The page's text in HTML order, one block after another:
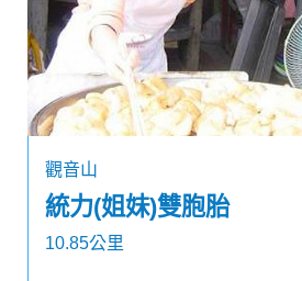
觀音山
統力(姐妹)雙胞胎
10.85公里